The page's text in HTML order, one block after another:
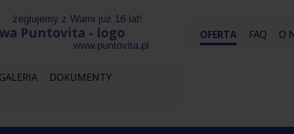
żeglujemy z Wami już 16 lat!
OFERTA FAQ O
GALERIA
DOKUMENTY